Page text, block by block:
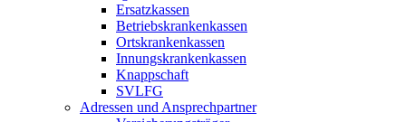
Ersatzkassen
Betriebskrankenkassen
Ortskrankenkassen
Innungskrankenkassen
Knappschaft
SVLFG
Adressen und Ansprechpartner